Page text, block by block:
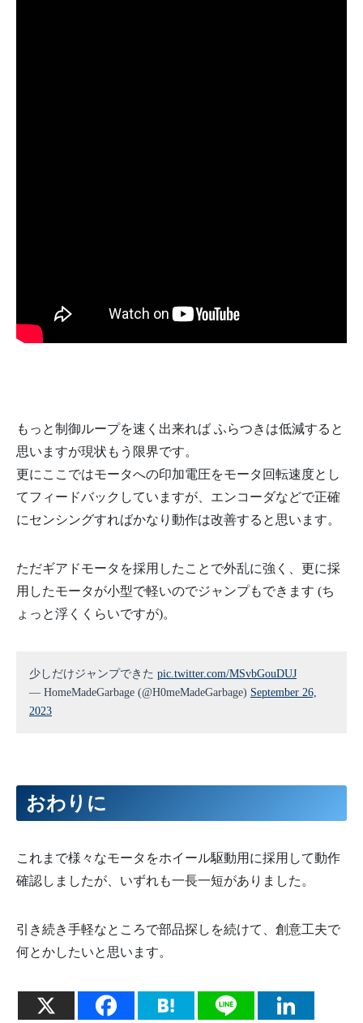
もっと制御ループを速く出来れば ふらつきは低減すると
思いますが現状もう限界です。
更にここではモータへの印加電圧をモータ回転速度とし
てフィードバックしていますが、エンコーダなどで正確
にセンシングすればかなり動作は改善すると思います。
ただギアドモータを採用したことで外乱に強く、更に採
用したモータが小型で軽いのでジャンプもできます (ち
ょっと浮くくらいですが)。
少しだけジャンプできた pic.twitter.com/MSvbGouDUJ
— HomeMadeGarbage (@H0meMadeGarbage) September 26,
2023
おわりに
これまで様々なモータをホイール駆動用に採用して動作
確認しましたが、いずれも一長一短がありました。
引き続き手軽なところで部品探しを続けて、創意工夫で
何とかしたいと思います。